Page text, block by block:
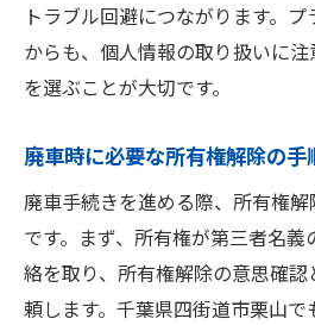
トラブル回避につながります。
からも、個人情報の取り扱いに
を選ぶことが大切です。
廃車時に必要な所有権解除の手
廃車手続きを進める際、所有権
です。まず、所有権が第三者名
絡を取り、所有権解除の意思確
頼します。千葉県四街道市栗山